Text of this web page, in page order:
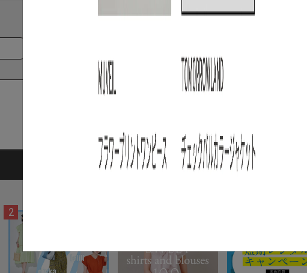
ARTICLE RANKING
2